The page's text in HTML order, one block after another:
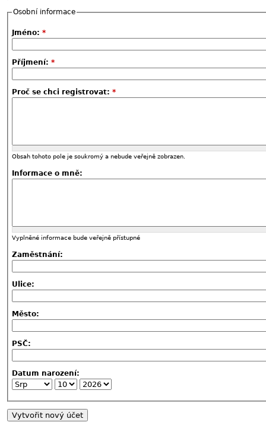
Osobní informace
Jméno: *
Příjmení: *
Proč se chci registrovat: *
Obsah tohoto pole je soukromý a nebude veřejně zobrazen.
Informace o mně:
Vyplněné informace bude veřejně přístupné
Zaměstnání:
Ulice:
Město:
PSČ:
Datum narození: